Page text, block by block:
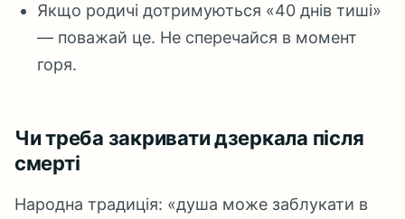
Якщо родичі дотримуються «40 днів тиші»
— поважай це. Не сперечайся в момент
горя.
Чи треба закривати дзеркала після
смерті
Народна традиція: «душа може заблукати в